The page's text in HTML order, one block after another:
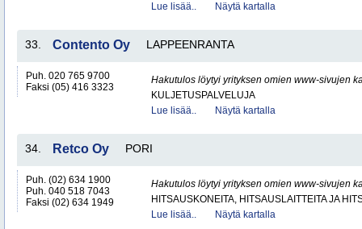
Lue lisää..
Näytä kartalla
33. Contento Oy LAPPEENRANTA
Puh. 020 765 9700
Faksi (05) 416 3323
Hakutulos löytyi yrityksen omien www-sivujen
KULJETUSPALVELUJA
Lue lisää..
Näytä kartalla
34. Retco Oy PORI
Puh. (02) 634 1900
Puh. 040 518 7043
Faksi (02) 634 1949
Hakutulos löytyi yrityksen omien www-sivujen
HITSAUSKONEITA, HITSAUSLAITTEITA JA
Lue lisää..
Näytä kartalla